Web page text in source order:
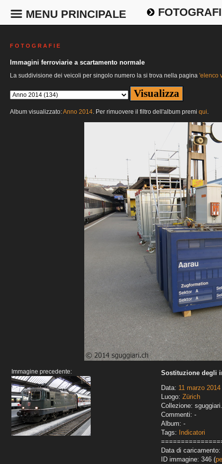
MENU PRINCIPALE
F O T O G R A F I E
Immagini ferroviarie a scartamento normale
La suddivisione dei veicoli per singolo numero la si trova nella pagina 'elenco
Album visualizzato:Anno 2014. Per rimuovere il filtro dell'album premi qui.
Immagine precedente:
Sostituzione degli
Data: 11 marzo 2014
Luogo: Zürich
Collezione:
Commenti: -
Album: -
Tags:
Indicatori
Data di caricamento:
ID immagine: 346 (